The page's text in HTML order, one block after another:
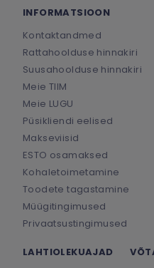
INFORMATSIOON
Kontaktandmed
Rattahoolduse hinnakiri
Suusahoolduse hinnakiri
Meie TIIM
Meie LUGU
Püsikliendi eelised
Makseviisid
ESTO osamaksed
Kohaletoimetamine
Toodete tagastamine
Müügitingimused
Privaatsustingimused
LAHTIOLEKUAJAD